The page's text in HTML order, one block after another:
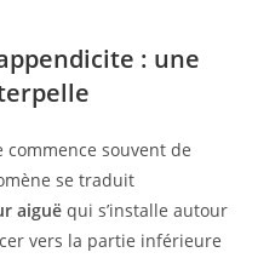
: une
commence souvent de
se traduit
aiguë qui s’installe autour
vers la partie inférieure